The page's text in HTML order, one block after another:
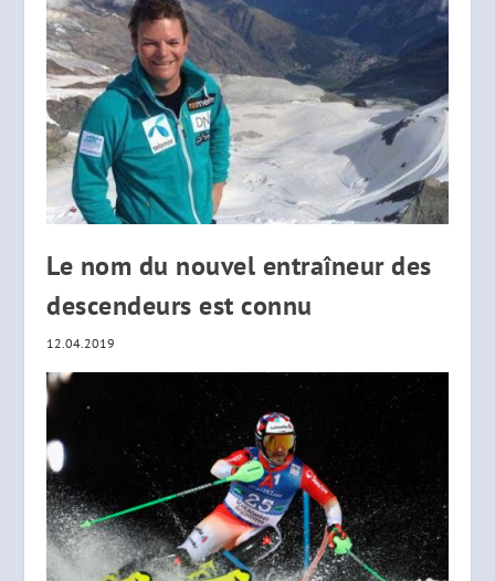
Le nom du nouvel entraîneur des
descendeurs est connu
12.04.2019